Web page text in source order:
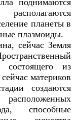
планеты в
плазмоиды.
сейчас Земля
состоящего из
материков
создаются
способные